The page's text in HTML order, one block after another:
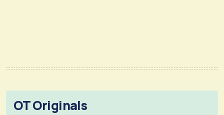
OT Originals